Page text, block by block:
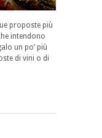
proposte più
intendono
un po’ più
di vini o di